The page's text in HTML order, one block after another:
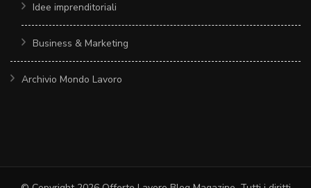
Idee imprenditoriali
Business & Marketing
Archivio Mondo Lavoro